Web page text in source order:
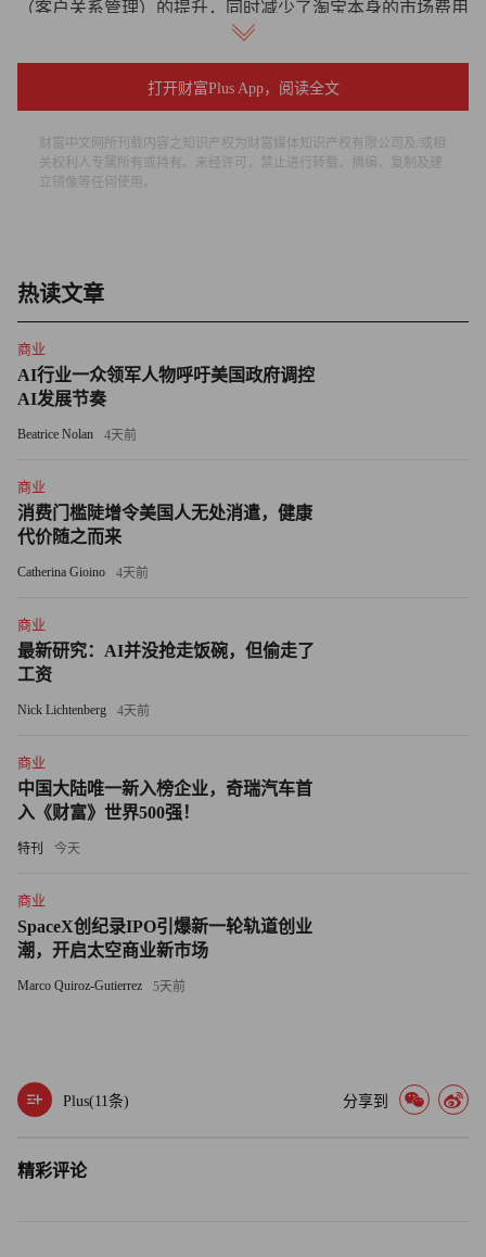
（客户关系管理）的提升，同时减少了淘宝本身的市场费用
第二季度总营收超3500亿元但净利润接近腰斩的京东，同样
的新用户，在商超品类的交叉销售比例提升了35%，日用百
货收入同比增长16%。京东管理层在财报会上也强调：“外
而与外卖和即时零售相比，市场更期待看到的，依然是巨头
们在AI方面的战略决心和成果——阿里的这份财报以及分
析师电话会上高管的回应在这两个方面都给出了超预期的回
元，同比增长220%，过去四个季度累计投入超1000亿元。
这些投入已开始产生实际回报——第二季度阿里云营收近
族已衍生出超过14万个模型，全球下载量破4亿次，开源生
态初步成型。
阿里巴巴集团CEO吴泳铭在电话会上表示，AI技术对所有
技术领域最大的行业机会；以AI+云为核心的科技平台、购
物与生活服务融合的大消费平台，是阿里集团面临的两大历
史性战略机遇，“未来三年，阿里巴巴将以创业心态再出
发，以驱动业务强劲增长为核心目标，对核心业务持续投入
对于三家巨头的表现，资本市场也正在用脚投票。阿里财报
阿里股价累涨近60%，京东和美团股价则分别下跌约10%和
不过，随着夏季旺季高峰结束，平台补贴预计也将逐步缓
度），竞争焦点将转向服务差异化、生态系统协同效应和运
打开财富Plus App，阅读全文
财富中文网所刊载内容之知识产权为财富媒体知识产权有限公司及/或相
关权利人专属所有或持有。未经许可，禁止进行转载、摘编、复制及建
立镜像等任何使用。
热读文章
商业
AI行业一众领军人物呼吁美国政府调控
AI发展节奏
Beatrice Nolan 4天前
商业
消费门槛陡增令美国人无处消遣，健康
代价随之而来
Catherina Gioino 4天前
商业
最新研究：AI并没抢走饭碗，但偷走了
工资
Nick Lichtenberg 4天前
商业
中国大陆唯一新入榜企业，奇瑞汽车首
入《财富》世界500强！
特刊 今天
商业
SpaceX创纪录IPO引爆新一轮轨道创业
潮，开启太空商业新市场
Marco Quiroz-Gutierrez 5天前
Plus(11条) 分享到
精彩评论